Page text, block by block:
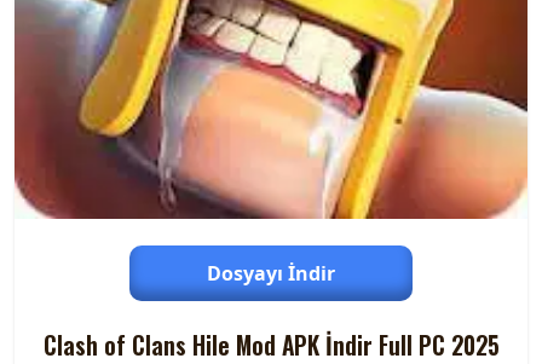
Dosyayı İndir
Clash of Clans Hile Mod APK İndir Full PC 2025